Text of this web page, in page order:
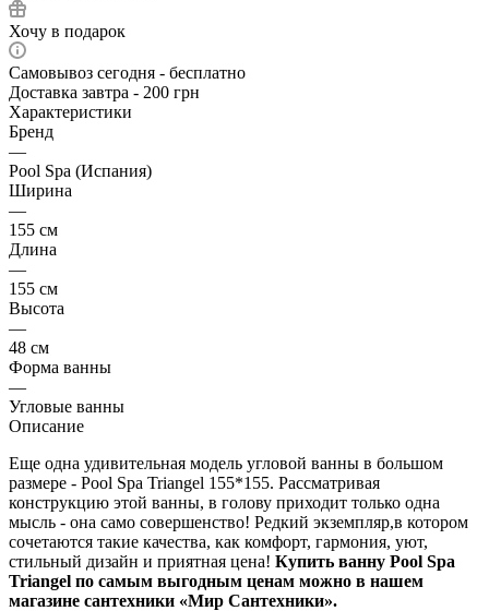
Хочу в подарок
Самовывоз сегодня - бесплатно
Доставка завтра - 200 грн
Характеристики
Бренд
—
Pool Spa (Испания)
Ширина
—
155 см
Длина
—
155 см
Высота
—
48 см
Форма ванны
—
Угловые ванны
Описание
Еще одна удивительная модель угловой ванны в большом
размере - Pool Spa Triangel 155*155. Рассматривая
конструкцию этой ванны, в голову приходит только одна
мысль - она само совершенство! Редкий экземпляр,в котором
сочетаются такие качества, как комфорт, гармония, уют,
стильный дизайн и приятная цена! Купить ванну Pool Spa
Triangel по самым выгодным ценам можно в нашем
магазине сантехники «Мир Сантехники».